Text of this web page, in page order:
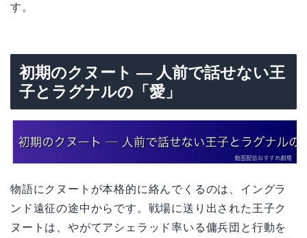
す。
初期のクヌート — 人前で話せない王
子とラグナルの「愛」
物語にクヌートが本格的に絡んでくるのは、イングラ
ンド遠征の途中からです。戦場に送り出された王子ク
ヌートは、やがてアシェラッド率いる傭兵団と行動を